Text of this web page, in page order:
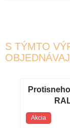
S TÝMTO
Akcia